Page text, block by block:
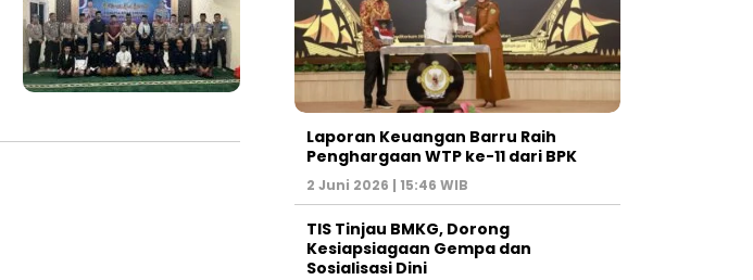
Laporan Keuangan Barru Raih
Penghargaan WTP ke-11 dari BPK
2 Juni 2026 | 15:46 WIB
TIS Tinjau BMKG, Dorong
Kesiapsiagaan Gempa dan
Sosialisasi Dini